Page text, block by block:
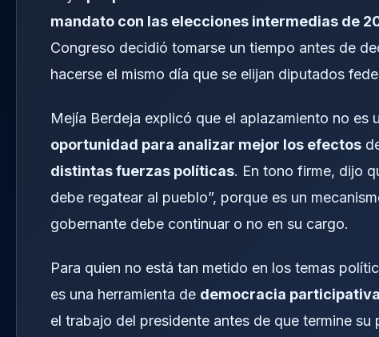
mandato con las elecciones intermedias de
Congreso decidió tomarse un tiempo antes de
hacerse el mismo día que se elijan diputados
Mejía Berdeja explicó que el aplazamiento no
oportunidad para analizar mejor los efectos
distintas fuerzas políticas. En tono firme, dijo
debe regatear al pueblo”, porque es un
gobernante debe continuar o no en su cargo.
Para quien no está tan metido en los temas
es una herramienta de democracia participativa
el trabajo del presidente antes de que termine